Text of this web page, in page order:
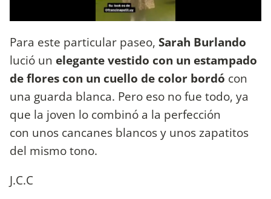
Para este particular paseo, Sarah Burlando
lució un elegante vestido con un estampado
de flores con un cuello de color bordó con
una guarda blanca. Pero eso no fue todo, ya
que la joven lo combinó a la perfección
con unos cancanes blancos y unos zapatitos
del mismo tono.
J.C.C